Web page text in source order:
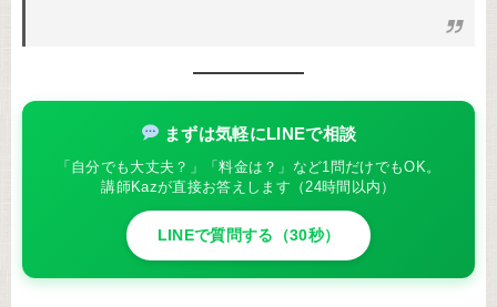
まずは気軽にLINEで相談
「自分でも大丈夫？」「料金は？」など1問だけでもOK。
講師Kazが直接お答えします（24時間以内）
LINEで質問する（30秒）